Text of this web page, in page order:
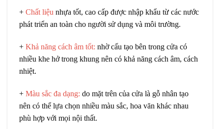
+ Chất liệu nhựa tốt, cao cấp được nhập khẩu từ các nước
phát triển an toàn cho người sử dụng và môi trường.
+ Khả năng cách âm tốt: nhờ cấu tạo bên trong cửa có
nhiều khe hở trong khung nên có khả năng cách âm, cách
nhiệt.
+ Màu sắc đa dạng: do mặt trên của cửa là gỗ nhân tạo
nên có thể lựa chọn nhiều màu sắc, hoa văn khác nhau
phù hợp với mọi nội thất.